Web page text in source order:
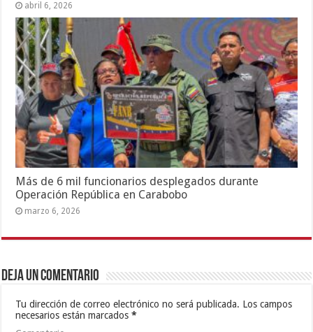
abril 6, 2026
Más de 6 mil funcionarios desplegados durante
Operación República en Carabobo
marzo 6, 2026
Deja un comentario
Tu dirección de correo electrónico no será publicada. Los campos
necesarios están marcados*